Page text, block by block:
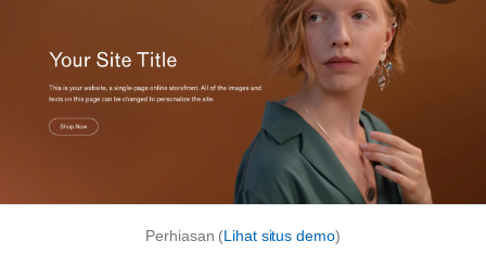
Perhiasan (Lihat situs demo)